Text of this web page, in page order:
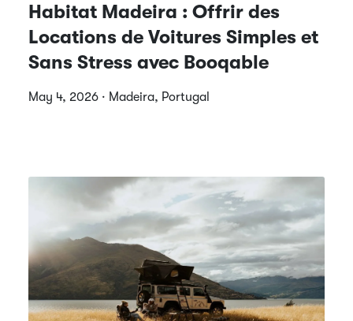
Habitat Madeira : Offrir des
Locations de Voitures Simples et
Sans Stress avec Booqable
May 4, 2026 · Madeira, Portugal